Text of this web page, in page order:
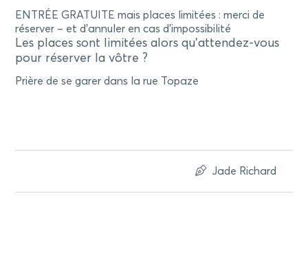
ENTRÉE GRATUITE mais places limitées : merci de
réserver – et d’annuler en cas d’impossibilité
Les places sont limitées alors qu’attendez-vous
pour réserver la vôtre ?
Prière de se garer dans la rue Topaze
Jade Richard